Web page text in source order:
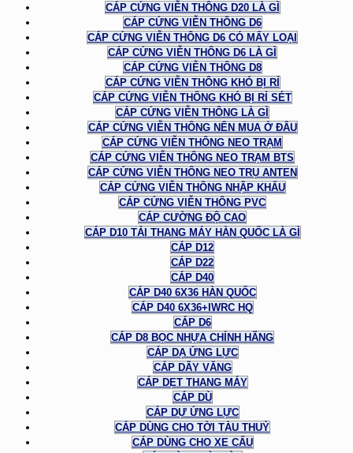
CÁP CỨNG VIỄN THÔNG D20 LÀ GÌ
CÁP CỨNG VIỄN THÔNG D6
CÁP CỨNG VIỄN THÔNG D6 CÓ MẤY LOẠI
CÁP CỨNG VIỄN THÔNG D6 LÀ GÌ
CÁP CỨNG VIỄN THÔNG D8
CÁP CỨNG VIỄN THÔNG KHÓ BỊ RỈ
CÁP CỨNG VIỄN THÔNG KHÓ BỊ RỈ SÉT
CÁP CỨNG VIỄN THÔNG LÀ GÌ
CÁP CỨNG VIỄN THÔNG NÊN MUA Ở ĐÂU
CÁP CỨNG VIỄN THÔNG NEO TRẠM
CÁP CỨNG VIỄN THÔNG NEO TRẠM BTS
CÁP CỨNG VIỄN THÔNG NEO TRỤ ANTEN
CÁP CỨNG VIỄN THÔNG NHẬP KHẨU
CÁP CỨNG VIỄN THÔNG PVC
CÁP CƯỜNG ĐỘ CAO
CÁP D10 TẢI THANG MÁY HÀN QUỐC LÀ GÌ
CÁP D12
CÁP D22
CÁP D40
CÁP D40 6X36 HÀN QUỐC
CÁP D40 6X36+IWRC HQ
CÁP D6
CÁP D8 BỌC NHỰA CHÍNH HÃNG
CÁP DẠ ỨNG LỰC
CÁP DÂY VĂNG
CÁP DẸT THANG MÁY
CÁP DÙ
CÁP DỰ ỨNG LỰC
CÁP DÙNG CHO TỜI TÀU THUỶ
CÁP DÙNG CHO XE CẨU